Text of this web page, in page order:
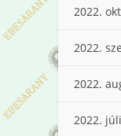
2022.
2022.
2022.
2022.